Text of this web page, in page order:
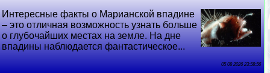
Интересные факты о Марианской впадине
– это отличная возможность узнать больше
о глубочайших местах на земле. На дне
впадины наблюдается фантастическое...
05 08 2026 23:58:56